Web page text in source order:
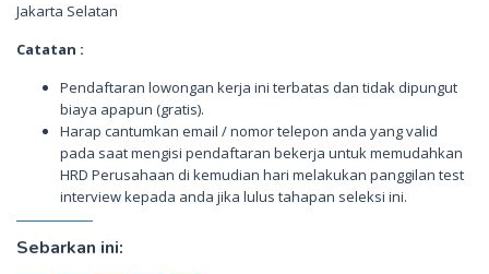
Jakarta Selatan
Catatan :
Pendaftaran lowongan kerja ini terbatas dan tidak dipungut
biaya apapun (gratis).
Harap cantumkan email / nomor telepon anda yang valid
pada saat mengisi pendaftaran bekerja untuk memudahkan
HRD Perusahaan di kemudian hari melakukan panggilan test
interview kepada anda jika lulus tahapan seleksi ini.
Sebarkan ini: